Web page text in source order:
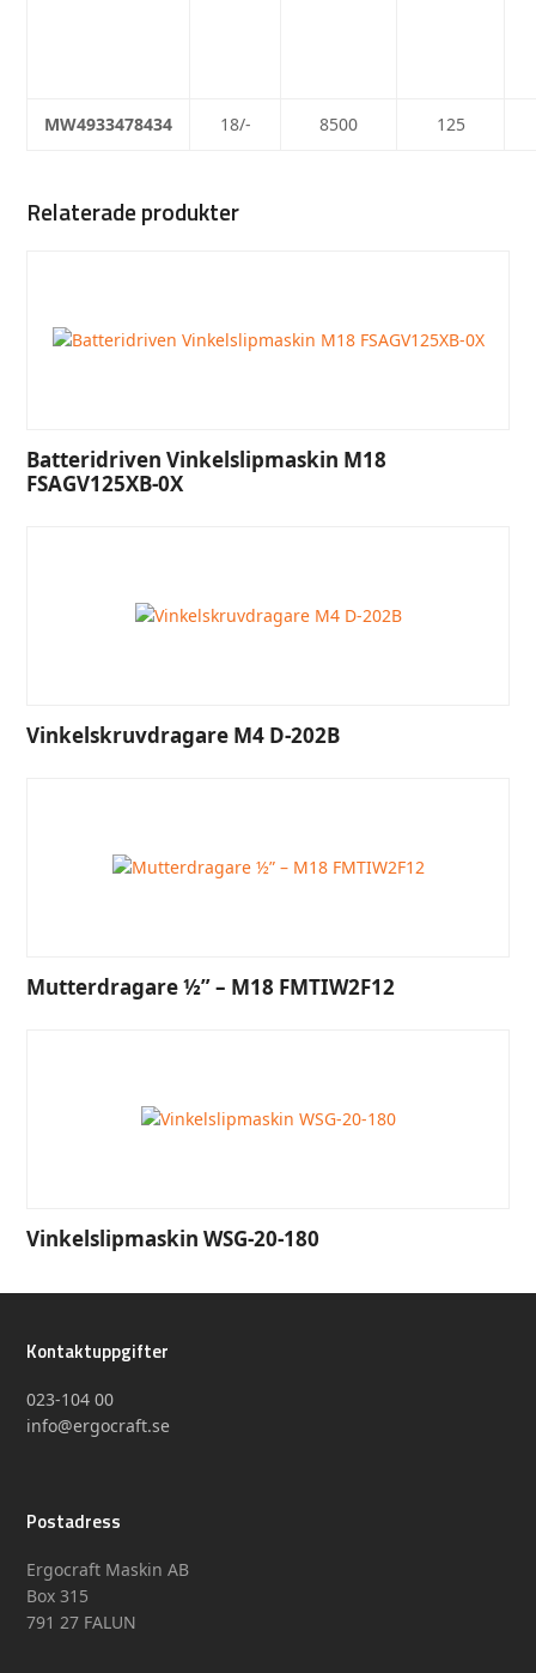
MW4933478434 18/- 8500 125
Relaterade produkter
Batteridriven Vinkelslipmaskin M18
FSAGV125XB-0X
Vinkelskruvdragare M4 D-202B
Mutterdragare ½” – M18 FMTIW2F12
Vinkelslipmaskin WSG-20-180
Kontaktuppgifter
023-104 00
info@ergocraft.se
Postadress
Ergocraft Maskin AB
Box 315
791 27 FALUN